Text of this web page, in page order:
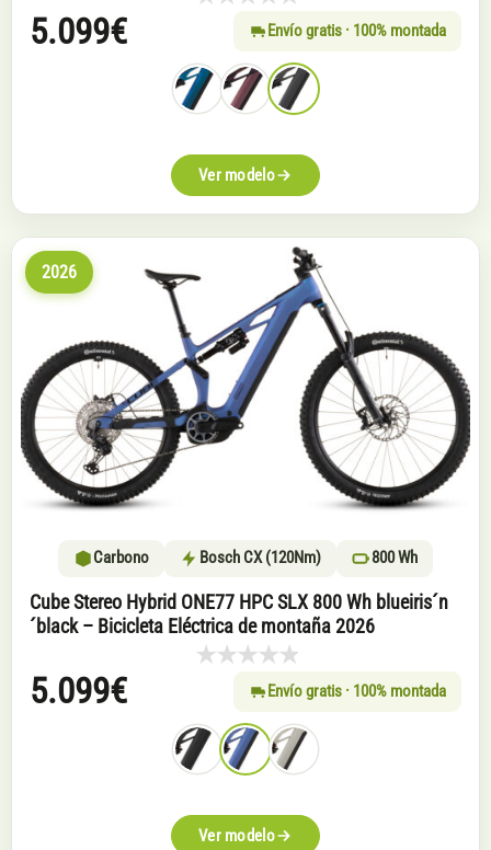
Envío gratis · 100% montada
5.099€
Ver modelo
2026
Carbono Bosch CX (120Nm) 800 Wh
Cube Stereo Hybrid ONE77 HPC SLX 800 Wh blueiris´n
´black – Bicicleta Eléctrica de montaña 2026
Envío gratis · 100% montada
5.099€
Ver modelo